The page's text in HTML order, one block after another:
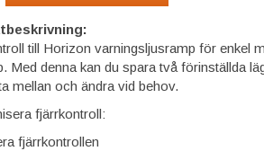
till Horizon varningsljusramp för enkel
Med denna kan du spara två förinställda
mellan och ändra vid behov.
fjärrkontroll:
fjärrkontrollen